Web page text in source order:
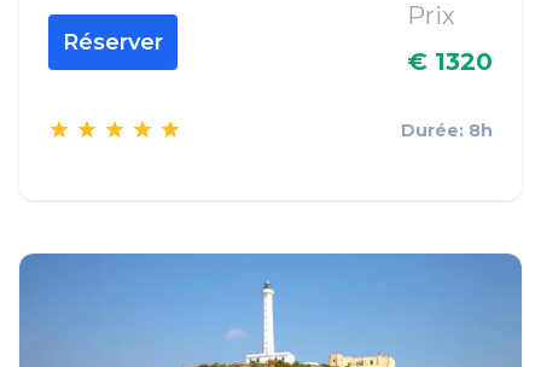
Réserver
Prix
€ 1320
Durée: 8h